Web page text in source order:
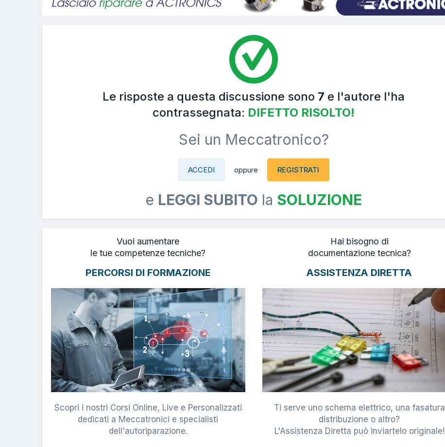
Le risposte a questa discussione sono 7 e l'autore l'ha
contrassegnata: DIFETTO RISOLTO!
Sei un Meccatronico?
ACCEDI oppure REGISTRATI
e LEGGI SUBITO la SOLUZIONE
Vuoi aumentare
le tue competenze tecniche?
PERCORSI DI FORMAZIONE
Scopri i nostri Corsi Online, Live e Personalizzati
dedicati a Meccatronici e specialisti
dell'autoriparazione.
Hai bisogno di
documentazione tecnica?
ASSISTENZA DIRETTA
Ti serve uno schema elettrico, una fasatura
distribuzione o altro?
L'Assistenza Diretta può inviartelo originale!